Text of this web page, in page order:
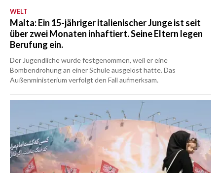
WELT
Malta: Ein 15-jähriger italienischer Junge ist seit
über zwei Monaten inhaftiert. Seine Eltern legen
Berufung ein.
Der Jugendliche wurde festgenommen, weil er eine
Bombendrohung an einer Schule ausgelöst hatte. Das
Außenministerium verfolgt den Fall aufmerksam.